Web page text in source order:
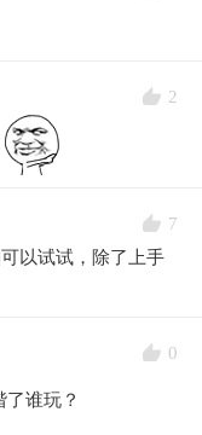
2
7
以试试，除了上手
0
谁玩？